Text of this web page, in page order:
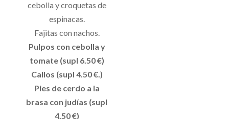
cebolla y croquetas de
espinacas.
Fajitas con nachos.
Pulpos con cebolla y
tomate (supl 6.50 €)
Callos (supl 4.50 €.)
Pies de cerdo a la
brasa con judías (supl
4.50 €)